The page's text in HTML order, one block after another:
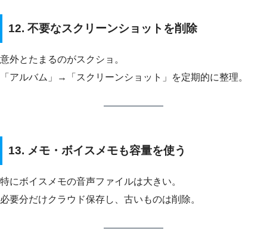
12. 不要なスクリーンショットを削除
意外とたまるのがスクショ。
「アルバム」→「スクリーンショット」を定期的に整理。
13. メモ・ボイスメモも容量を使う
特にボイスメモの音声ファイルは大きい。
必要分だけクラウド保存し、古いものは削除。